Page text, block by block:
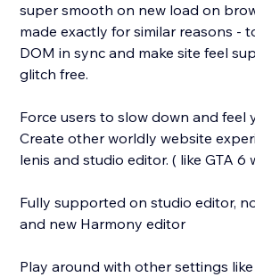
super smooth on new load on
made exactly for similar reasons -
DOM in sync and make site feel
glitch free.
Force users to slow down and feel
Create other worldly website
lenis and studio editor. ( like GTA 6
Fully supported on studio editor,
and new Harmony editor
Play around with other settings